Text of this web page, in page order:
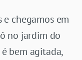
chegamos em
no jardim do
bem agitada,